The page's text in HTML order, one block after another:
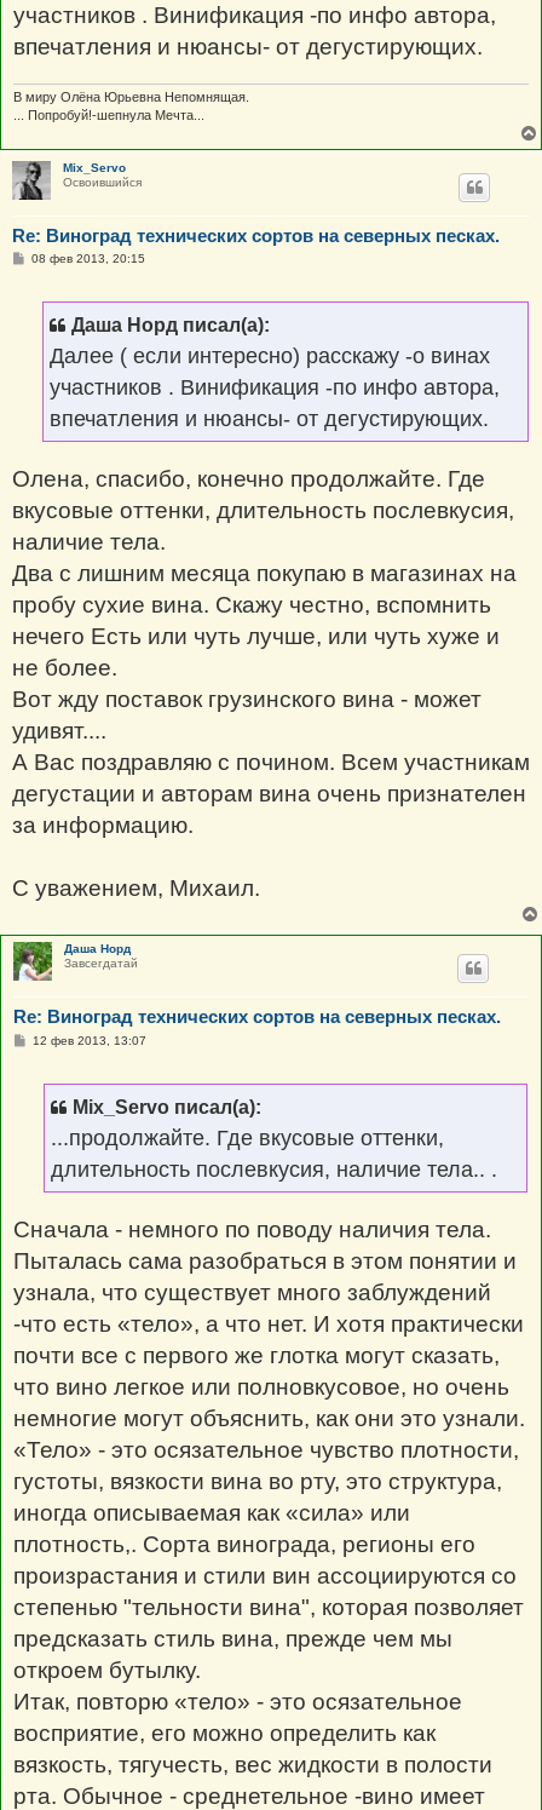
участников . Винификация -по инфо автора,
впечатления и нюансы- от дегустирующих.
В миру Олёна Юрьевна Непомнящая.
... Попробуй!-шепнула Мечта...
Mix_Servo
Освоившийся
Re: Виноград технических сортов на северных песках.
С08 фев 2013, 20:15
Даша Норд писал(а):
Далее ( если интересно) расскажу -о винах
участников . Винификация -по инфо автора,
впечатления и нюансы- от дегустирующих.
Олена, спасибо, конечно продолжайте. Где
вкусовые оттенки, длительность послевкусия,
наличие тела.
Два с лишним месяца покупаю в магазинах на
пробу сухие вина. Скажу честно, вспомнить
нечего Есть или чуть лучше, или чуть хуже и
не более.
Вот жду поставок грузинского вина - может
удивят....
А Вас поздравляю с почином. Всем участникам
дегустации и авторам вина очень признателен
за информацию.
С уважением, Михаил.
Даша Норд
Завсегдатай
Re: Виноград технических сортов на северных песках.
С12 фев 2013, 13:07
Mix_Servo писал(а):
...продолжайте. Где вкусовые оттенки,
длительность послевкусия, наличие тела.. .
Сначала - немного по поводу наличия тела.
Пыталась сама разобраться в этом понятии и
узнала, что существует много заблуждений
-что есть «тело», а что нет. И хотя практически
почти все с первого же глотка могут сказать,
что вино легкое или полновкусовое, но очень
немногие могут объяснить, как они это узнали.
«Тело» - это осязательное чувство плотности,
густоты, вязкости вина во рту, это структура,
иногда описываемая как «сила» или
плотность,. Сорта винограда, регионы его
произрастания и стили вин ассоциируются со
степенью "тельности вина", которая позволяет
предсказать стиль вина, прежде чем мы
откроем бутылку.
Итак, повторю «тело» - это осязательное
восприятие, его можно определить как
вязкость, тягучесть, вес жидкости в полости
рта. Обычное - среднетельное -вино имеет